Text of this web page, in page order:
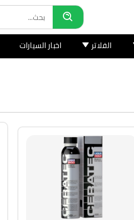
الفلاتر اخبار السيارات